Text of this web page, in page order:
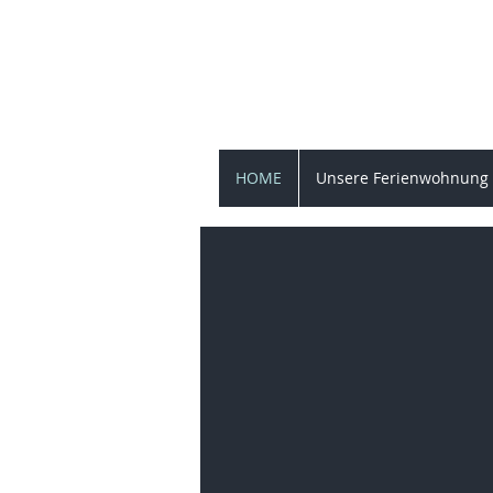
HOME Unsere Ferienwohnung